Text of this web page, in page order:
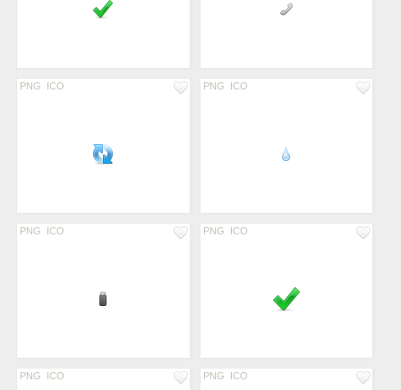
PNG ICO PNG ICO
PNG ICO PNG ICO
PNG ICO PNG ICO